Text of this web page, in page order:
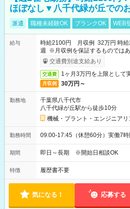
ほぼなし▼八千代緑が丘での
派遣 職種未経験OK ブランクOK WEB
給与
時給2100円 月収例 32万円 時給
週 ※月収例を保証するものでは
ービス利用可（利用条件有）
交通費別途支給あり
交通費 1ヶ月3万円を上限として
月収例 30万円～
勤務地
千葉県八千代市
八千代緑が丘駅から徒歩10分
機械・プラント・エンジニアリ
勤務時間 09:00-17:45（休憩60分）実働7時
期間 即日～長期 ※開始日相談OK
特徴 履歴書不要
気になる！ 応募する